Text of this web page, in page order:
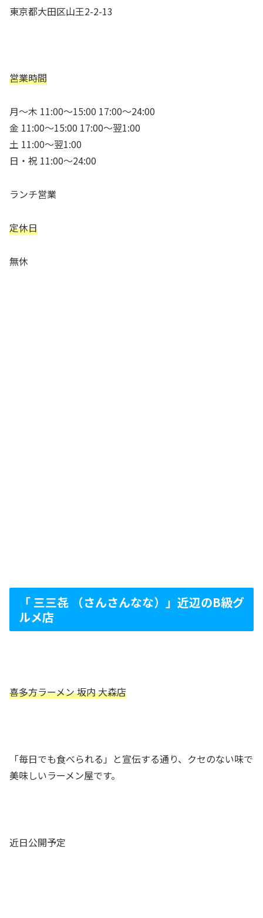
東京都大田区山王2-2-13
営業時間
月～木 11:00～15:00 17:00～24:00
金 11:00～15:00 17:00～翌1:00
土 11:00～翌1:00
日・祝 11:00～24:00
ランチ営業
定休日
無休
「 三三㐂 （さんさんなな）」近辺のB級グ
ルメ店
喜多方ラーメン 坂内 大森店
「毎日でも食べられる」と宣伝する通り、クセのない味で
美味しいラーメン屋です。
近日公開予定